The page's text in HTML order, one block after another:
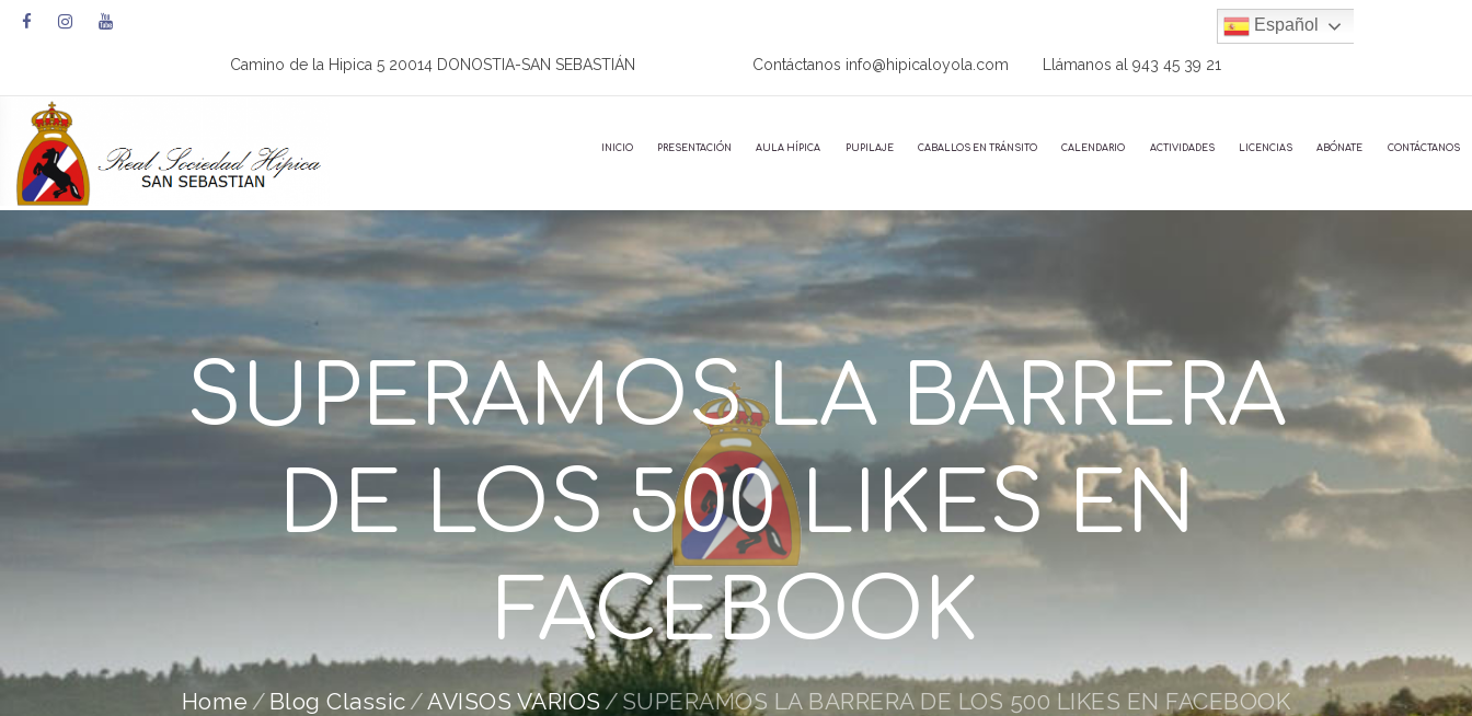
Camino de la Hipica 5 20014 DONOSTIA-SAN SEBASTIÁN Contáctanos info@hipicaloyola.com Llámanos al943 45 39 21
INICIO PRESENTACIÓN AULA HÍPICA PUPILAJE CABALLOS EN TRÁNSITO CALENDARIO ACTIVIDADES LICENCIAS ABÓNATE CONTÁCTANOS
SUPERAMOS LA BARRERA
DE LOS 500 LIKES EN
FACEBOOK
Home Blog Classic AVISOS VARIOS SUPERAMOS LA BARRERA DE LOS 500 LIKES EN FACEBOOK
Español